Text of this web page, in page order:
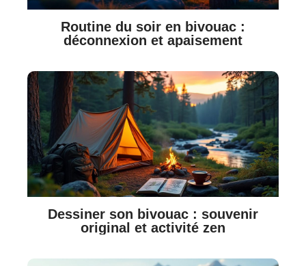
Routine du soir en bivouac :
déconnexion et apaisement
Dessiner son bivouac : souvenir
original et activité zen